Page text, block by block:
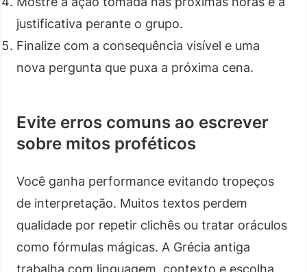
justificativa perante o grupo.
Finalize com a consequência visível e uma
nova pergunta que puxa a próxima cena.
Evite erros comuns ao escrever
sobre mitos proféticos
Você ganha performance evitando tropeços
de interpretação. Muitos textos perdem
qualidade por repetir clichês ou tratar oráculos
como fórmulas mágicas. A Grécia antiga
trabalha com linguagem, contexto e escolha.